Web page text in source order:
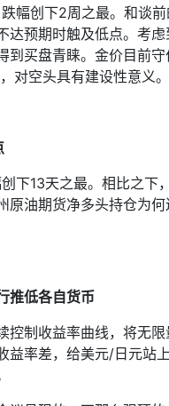
幅创下2周之最。和谈
达预期时触及低点。考
到买盘青睐。金价目前守
对空头具有建设性意义。
下13天之最。相比之下
原油期货净多头持仓为
推低各自货币
控制收益率曲线，将无
益率差，给美元/ 日元站上